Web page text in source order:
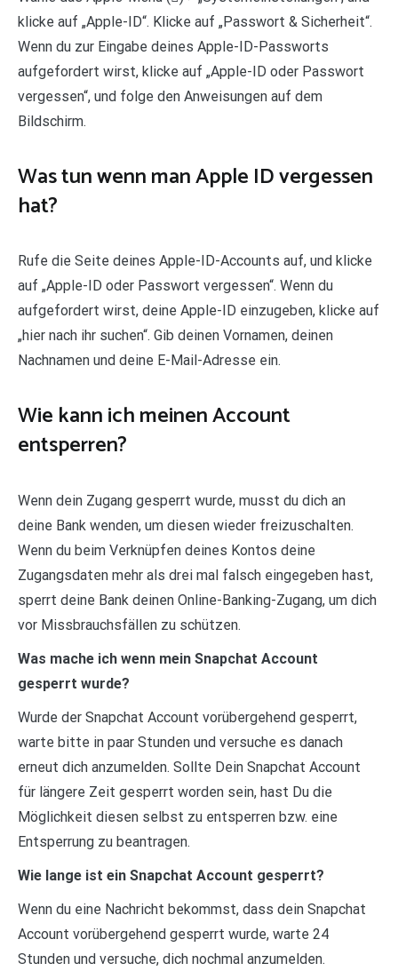
klicke auf „Apple-ID“. Klicke auf „Passwort & Sicherheit“.
Wenn du zur Eingabe deines Apple-ID-Passworts
aufgefordert wirst, klicke auf „Apple-ID oder Passwort
vergessen“, und folge den Anweisungen auf dem
Bildschirm.
Was tun wenn man Apple ID vergessen
hat?
Rufe die Seite deines Apple-ID-Accounts auf, und klicke
auf „Apple-ID oder Passwort vergessen“. Wenn du
aufgefordert wirst, deine Apple-ID einzugeben, klicke auf
„hier nach ihr suchen“. Gib deinen Vornamen, deinen
Nachnamen und deine E-Mail-Adresse ein.
Wie kann ich meinen Account
entsperren?
Wenn dein Zugang gesperrt wurde, musst du dich an
deine Bank wenden, um diesen wieder freizuschalten.
Wenn du beim Verknüpfen deines Kontos deine
Zugangsdaten mehr als drei mal falsch eingegeben hast,
sperrt deine Bank deinen Online-Banking-Zugang, um dich
vor Missbrauchsfällen zu schützen.
Was mache ich wenn mein Snapchat Account
gesperrt wurde?
Wurde der Snapchat Account vorübergehend gesperrt,
warte bitte in paar Stunden und versuche es danach
erneut dich anzumelden. Sollte Dein Snapchat Account
für längere Zeit gesperrt worden sein, hast Du die
Möglichkeit diesen selbst zu entsperren bzw. eine
Entsperrung zu beantragen.
Wie lange ist ein Snapchat Account gesperrt?
Wenn du eine Nachricht bekommst, dass dein Snapchat
Account vorübergehend gesperrt wurde, warte 24
Stunden und versuche, dich nochmal anzumelden.